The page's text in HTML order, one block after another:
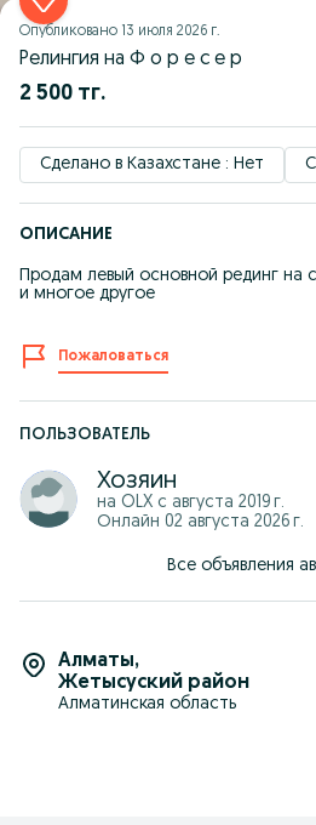
Опубликовано 13 июля 2026 г.
Релингия на Ф о р е с е р
2 500 тг.
Сделано в Казахстане : Нет
ОПИСАНИЕ
Продам левый основной рединг на
и многое другое
Пожаловаться
ПОЛЬЗОВАТЕЛЬ
Хозяин
на OLX с августа 2019 г.
Онлайн 02 августа 2026 г.
Все объявления
Алматы,
Жетысуский район
Алматинская область